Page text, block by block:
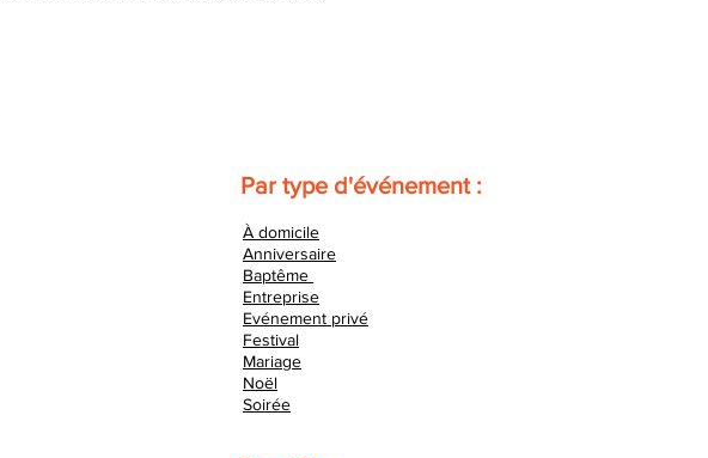
Par type d'événement :
À domicile
Anniversaire
Baptême
Entreprise
Evénement privé
Festival
Mariage
Noël
Soirée